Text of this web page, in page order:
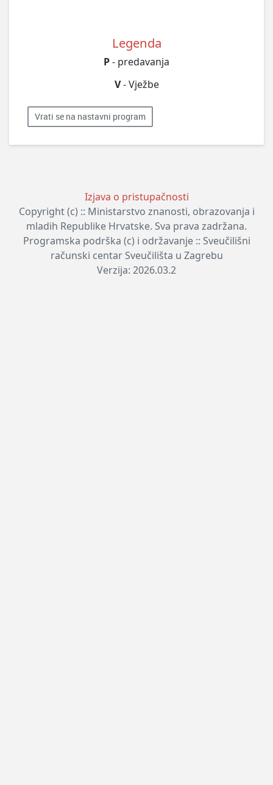
Legenda
P- predavanja
V- Vježbe
Vrati se na nastavni program
Izjava o pristupačnosti
Copyright (c) :: Ministarstvo znanosti, obrazovanja i
mladih Republike Hrvatske. Sva prava zadržana.
Programska podrška (c) i održavanje :: Sveučilišni
računski centar Sveučilišta u Zagrebu
Verzija: 2026.03.2